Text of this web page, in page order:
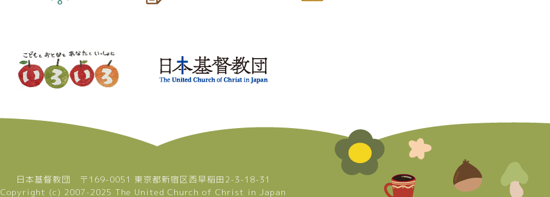
日本基督教団 〒169-0051 東京都新宿区西早稲田2-3-18-31
Copyright (c) 2007-2025 The United Church of Christ in Japan